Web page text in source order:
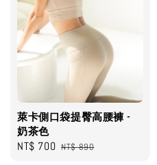
萊卡側口袋提臀高腰褲 -
奶茶色
Sale
NT$ 700 Regular
NT$ 890